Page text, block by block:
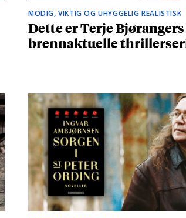
MODIG, VIKTIG OG UHYGGELIG REALISTISK
Dette er Terje Bjørangers
brennaktuelle